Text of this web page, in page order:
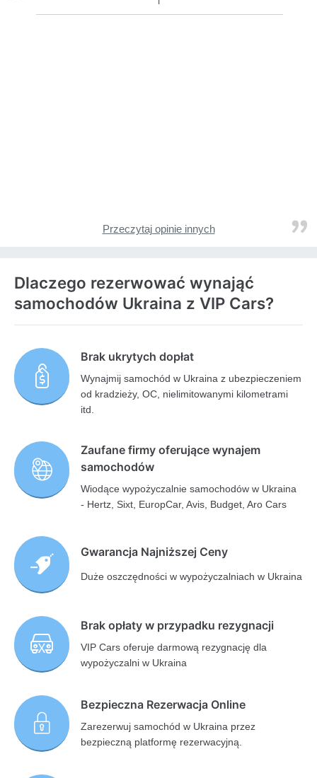
Przeczytaj opinie innych
Dlaczego rezerwować wynająć
samochodów Ukraina z VIP Cars?
Brak ukrytych dopłat
Wynajmij samochód w Ukraina z ubezpieczeniem
od kradzieży, OC, nielimitowanymi kilometrami
itd.
Zaufane firmy oferujące wynajem
samochodów
Wiodące wypożyczalnie samochodów w Ukraina
- Hertz, Sixt, EuropCar, Avis, Budget, Aro Cars
Gwarancja Najniższej Ceny
Duże oszczędności w wypożyczalniach w Ukraina
Brak opłaty w przypadku rezygnacji
VIP Cars oferuje darmową rezygnację dla
wypożyczalni w Ukraina
Bezpieczna Rezerwacja Online
Zarezerwuj samochód w Ukraina przez
bezpieczną platformę rezerwacyjną.